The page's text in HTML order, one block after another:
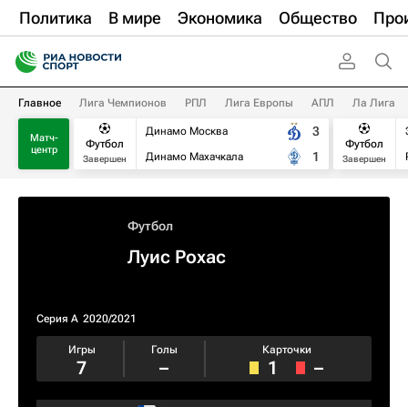
Политика В мире Экономика Общество
Главное Лига Чемпионов РПЛ Лига Европы АПЛ Ла Лига
Матч-
центр
Футбол
Завершен
Динамо Москва
Динамо Махачкала
3
1
Футбол
Завершен
Футбол
Луис Рохас
Серия А 2020/2021
Игры
7
Голы
–
Карточки
1 –